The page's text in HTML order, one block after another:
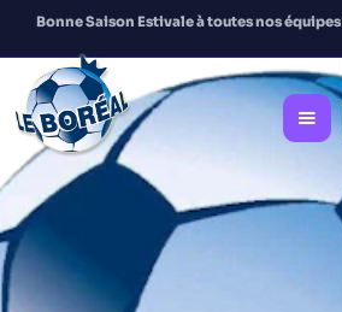
Bonne Saison Estivale à toutes nos équipes